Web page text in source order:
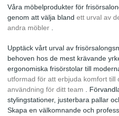
Våra möbelprodukter för
genom att välja bland ett urval av
andra möbler
Upptäck vårt urval av
behoven hos de mest krävande
ergonomiska frisörstolar till
utformad för att erbjuda komfort till
användning för ditt team .
stylingstationer, justerbara pallar
Skapa en välkomnande och